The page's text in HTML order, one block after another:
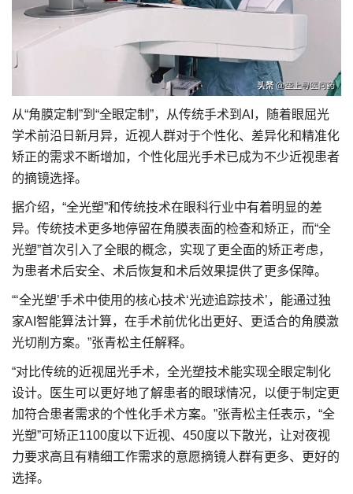
从“角膜定制”到“全眼定制”，从传统手术到AI，随着眼屈光
学术前沿日新月异，近视人群对于个性化、差异化和精准化
矫正的需求不断增加，个性化屈光手术已成为不少近视患者
的摘镜选择。
据介绍，“全光塑”和传统技术在眼科行业中有着明显的差
异。传统技术更多地停留在角膜表面的检查和矫正，而“全
光塑”首次引入了全眼的概念，实现了更全面的矫正考虑，
为患者术后安全、术后恢复和术后效果提供了更多保障。
“‘全光塑’手术中使用的核心技术‘光迹追踪技术’，能通过独
家AI智能算法计算，在手术前优化出更好、更适合的角膜激
光切削方案。”张青松主任解释。
“对比传统的近视屈光手术，全光塑技术能实现全眼定制化
设计。医生可以更好地了解患者的眼球情况，以便于制定更
加符合患者需求的个性化手术方案。”张青松主任表示，“全
光塑”可矫正1100度以下近视、450度以下散光，让对夜视
力要求高且有精细工作需求的意愿摘镜人群有更多、更好的
选择。